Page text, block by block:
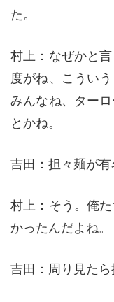
た。
村上：なぜかと
度がね、こうい
みんなね、ター
とかね。
吉田：担々麺が有
村上：そう。俺
かったんだよね。
吉田：周り見たら